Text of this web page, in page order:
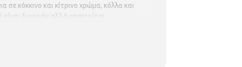
κόκκινο και κίτρινο χρώμα, κόλλα και
είναι δωρεάν αλλά απαιτείται